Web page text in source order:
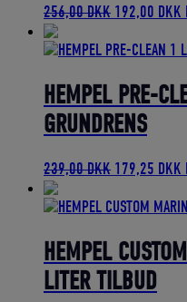
256,00DKK Den
pris
256,00 DKK.
192,00 DKK
HEMPEL PRE-
GRUNDRENS
239,00DKK Den
pris
239,00 DKK.
179,25 DKK
HEMPEL
LITER TILBUD